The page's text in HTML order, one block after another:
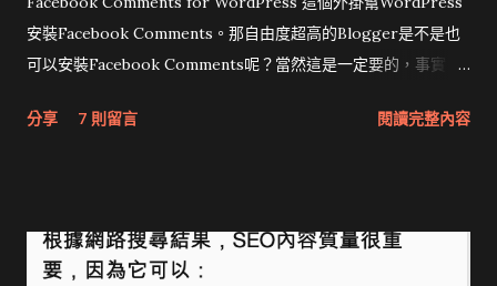
安裝Facebook Comments。那自由度超高的Blogger是不是也
可以安裝Facebook Comments呢？當然這是一定要的，事實
簡單。不過在開始安裝之前，請記得先幫你的Blogger 申請為
分享 7 則留言 閱讀完整內容